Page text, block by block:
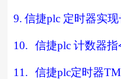
9. 信捷plc 定时器实
10. 信捷plc计数器
11. 信捷plc定时器